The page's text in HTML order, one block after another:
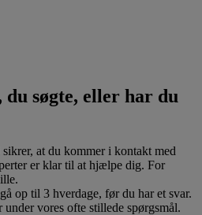
søgte, eller har du
at du kommer i kontakt med
er klar til at hjælpe dig. For
op til 3 hverdage, før du har et svar.
vores ofte stillede spørgsmål.